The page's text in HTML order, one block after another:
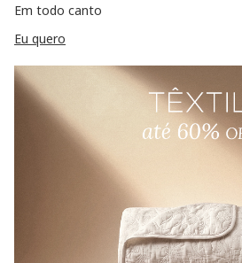
Em todo canto
Eu quero